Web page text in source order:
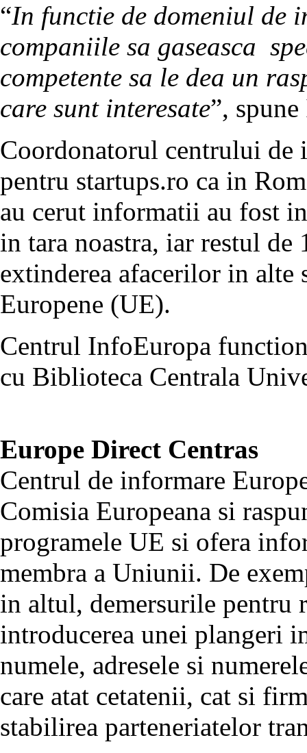
“In functie de domeniul de
companiile sa gaseasca
competente sa le dea un
care sunt interesate”,
Coordonatorul centrului de
pentru startups.ro ca in
au cerut informatii au fost
in tara noastra, iar restul
extinderea afacerilor in alte
Europene (UE).
Centrul InfoEuropa
cu Biblioteca Centrala
Europe Direct Centras
Centrul de informare
Comisia Europeana si
programele UE si ofera
membra a Uniunii. De
in altul, demersurile pentru
introducerea unei plangeri
numele, adresele si
care atat cetatenii, cat si
stabilirea parteneriatelor